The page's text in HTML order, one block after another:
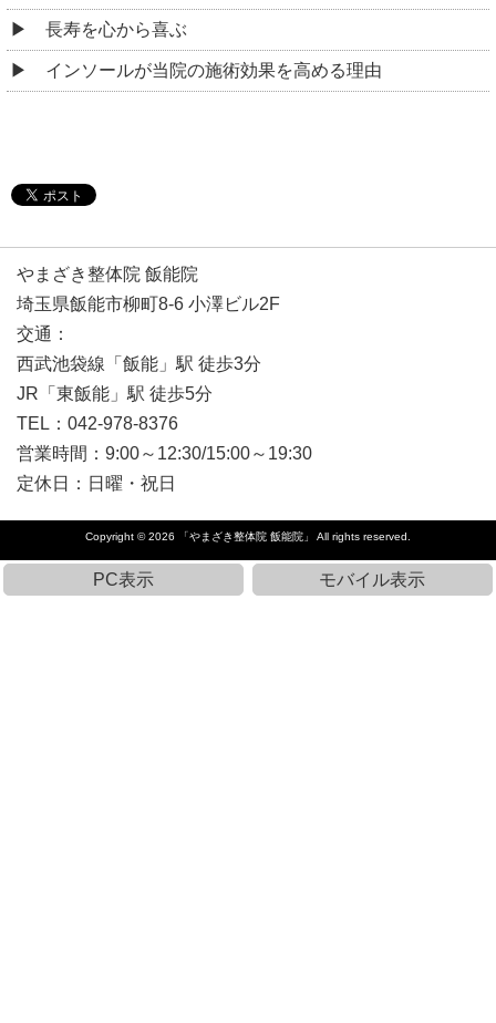
長寿を心から喜ぶ
インソールが当院の施術効果を高める理由
やまざき整体院 飯能院
埼玉県飯能市柳町8-6 小澤ビル2F
交通：
西武池袋線「飯能」駅 徒歩3分
JR「東飯能」駅 徒歩5分
TEL：042-978-8376
営業時間：9:00～12:30/15:00～19:30
定休日：日曜・祝日
Copyright © 2026 「やまざき整体院 飯能院」 All rights reserved.
PC表示 モバイル表示